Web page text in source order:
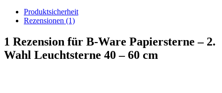
Produktsicherheit
Rezensionen (1)
1 Rezension für B-Ware Papiersterne – 2.
Wahl Leuchtsterne 40 – 60 cm